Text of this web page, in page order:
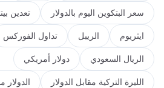
سعر البتكوين اليوم بالدولار تعدين
ايثريوم الريبل تداول الفوركس
الريال السعودي دولار أمريكي
الليرة التركية مقابل الدولار الدولار